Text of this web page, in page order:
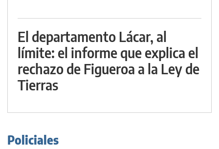
El departamento Lácar, al
límite: el informe que explica el
rechazo de Figueroa a la Ley de
Tierras
Policiales